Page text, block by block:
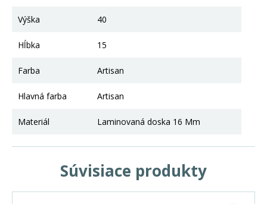
Výška 40
Hĺbka 15
Farba Artisan
Hlavná farba Artisan
Materiál Laminovaná doska 16 Mm
Súvisiace produkty